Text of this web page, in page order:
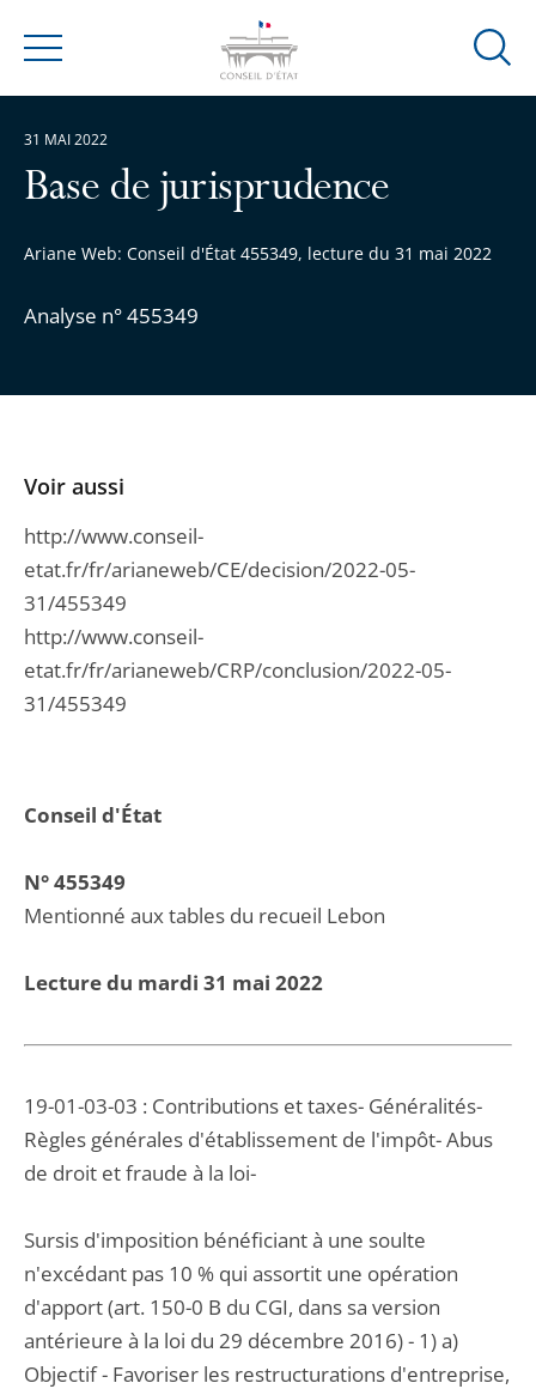
Menu
Ouvrir
Base de jurisprudence
Ariane Web: Conseil d'État 455349, lecture du 31 mai 2022
Analyse n° 455349
31 MAI 2022
Conseil d'État
N° 455349
Mentionné aux tables du recueil Lebon
Lecture du mardi 31 mai 2022
19-01-03-03 : Contributions et taxes- Généralités-
Règles générales d'établissement de l'impôt- Abus
de droit et fraude à la loi-
Sursis d'imposition bénéficiant à une soulte
n'excédant pas 10 % qui assortit une opération
d'apport (art. 150-0 B du CGI, dans sa version
antérieure à la loi du 29 décembre 2016) - 1) a)
Objectif - Favoriser les restructurations d'entreprise,
Voir aussi
http://www.conseil-
etat.fr/fr/arianeweb/CE/decision/2022-05-
31/455349
http://www.conseil-
etat.fr/fr/arianeweb/CRP/conclusion/2022-05-
31/455349